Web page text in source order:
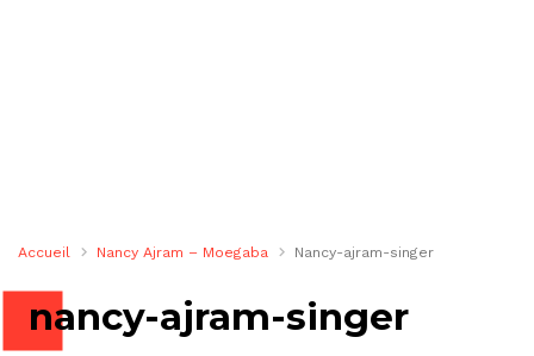
Accueil Nancy Ajram – Moegaba Nancy-ajram-singer
nancy-ajram-singer